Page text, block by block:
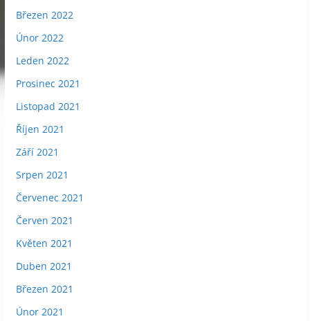
Březen 2022
Únor 2022
Leden 2022
Prosinec 2021
Listopad 2021
Říjen 2021
Září 2021
Srpen 2021
Červenec 2021
Červen 2021
Květen 2021
Duben 2021
Březen 2021
Únor 2021